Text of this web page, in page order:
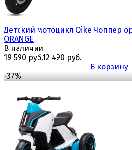
избранное сравнить
Детский мотоцикл Qike Чоппер
ORANGE
В наличии
19 590 руб.12 490 руб.
В корзину
-37%